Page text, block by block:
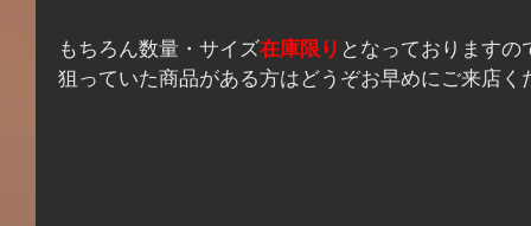
もちろん数量・サイズ在庫限り となっておりますの
狙っていた商品がある方はどうぞお早めにご来店く